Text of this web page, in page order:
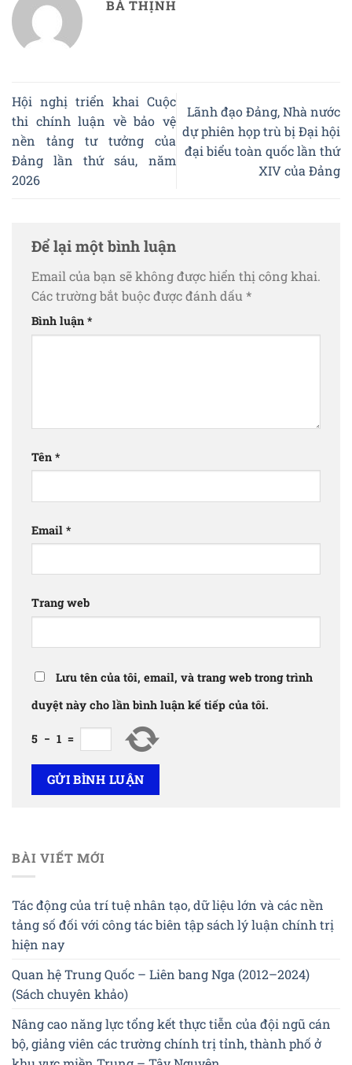
BÁ THỊNH
Hội nghị triển khai Cuộc
thi chính luận về bảo vệ
nền tảng tư tưởng của
Đảng lần thứ sáu, năm
2026
Lãnh đạo Đảng, Nhà nước
dự phiên họp trù bị Đại hội
đại biểu toàn quốc lần thứ
XIV của Đảng
Để lại một bình luận
Email của bạn sẽ không được hiển thị công khai.
Các trường bắt buộc được đánh dấu *
Bình luận *
Tên *
Email *
Trang web
Lưu tên của tôi, email, và trang web trong trình
duyệt này cho lần bình luận kế tiếp của tôi.
5 − 1 =
BÀI VIẾT MỚI
Tác động của trí tuệ nhân tạo, dữ liệu lớn và các nền
tảng số đối với công tác biên tập sách lý luận chính trị
hiện nay
Quan hệ Trung Quốc – Liên bang Nga (2012–2024)
(Sách chuyên khảo)
Nâng cao năng lực tổng kết thực tiễn của đội ngũ cán
bộ, giảng viên các trường chính trị tỉnh, thành phố ở